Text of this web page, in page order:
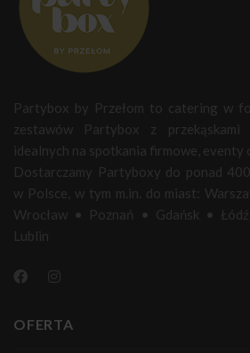
Partybox by Przełom to catering w
zestawów Partybox z
idealnych na spotkania firmowe, eventy
Dostarczamy Partyboxy do ponad
w Polsce, w tym m.in. do miast:
Wrocław • Poznań • Gdańsk • Łódź
Lublin
OFERTA